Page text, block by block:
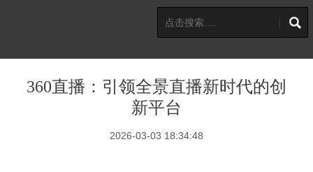
360直播：引领全景直播新时代的创
新平台
2026-03-03 18:34:48